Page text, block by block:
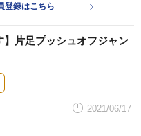
登録はこちら
】片足プッシュオフジャン
2021/06/17